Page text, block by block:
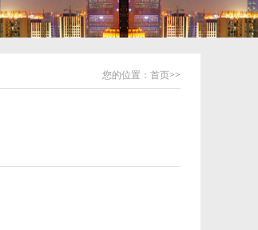
您的位置： 首页>>